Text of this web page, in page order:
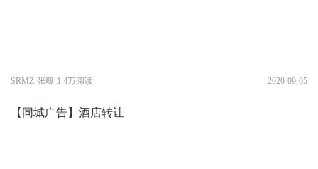
SRMZ-张毅 1.4万阅读 2020-09-05
【同城广告】酒店转让